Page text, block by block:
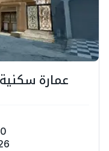
عمارة سكنية 735 بالقطيف بحي الروضة